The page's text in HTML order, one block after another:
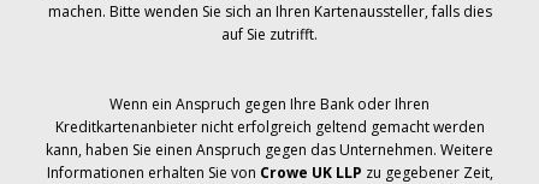
machen. Bitte wenden Sie sich an Ihren Kartenaussteller, falls dies
auf Sie zutrifft.
Wenn ein Anspruch gegen Ihre Bank oder Ihren
Kreditkartenanbieter nicht erfolgreich geltend gemacht werden
kann, haben Sie einen Anspruch gegen das Unternehmen. Weitere
Informationen erhalten Sie von Crowe UK LLP zu gegebener Zeit,